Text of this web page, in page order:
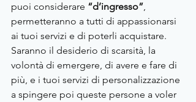
puoi considerare “d’ingresso”,
permetteranno a tutti di appassionarsi
ai tuoi servizi e di poterli acquistare.
Saranno il desiderio di scarsità, la
volontà di emergere, di avere e fare di
più, e i tuoi servizi di personalizzazione
a spingere poi queste persone a voler